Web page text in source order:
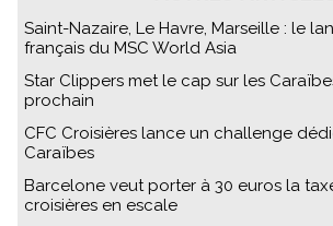
Saint-Nazaire, Le Havre, Marseille : le
français du MSC World Asia
Star Clippers met le cap sur les
prochain
CFC Croisières lance un challenge
Caraïbes
Barcelone veut porter à 30 euros la
croisières en escale